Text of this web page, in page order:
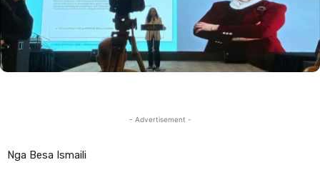
- Advertisement -
Nga Besa Ismaili